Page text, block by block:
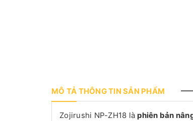
MÔ TẢ THÔNG TIN SẢN PHẨM
Zojirushi NP-ZH18 là phiên bản